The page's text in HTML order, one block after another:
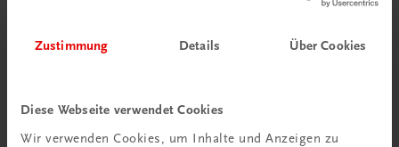
Zustimmung Details Über Cookies
Diese Webseite verwendet Cookies
Wir verwenden Cookies, um Inhalte und Anzeigen zu